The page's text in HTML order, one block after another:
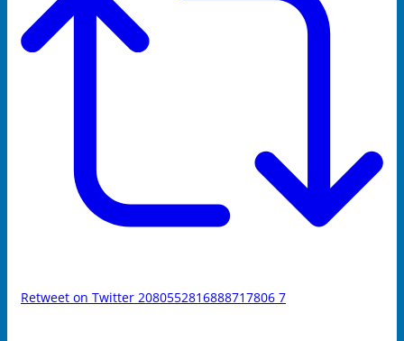
Retweet on Twitter 2080552816888717806 7